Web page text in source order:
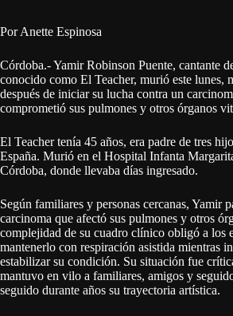
Por Anette Espinosa
Córdoba.- Yamir Robinson Puente, cantante
conocido como El Teacher, murió este lunes,
después de iniciar su lucha contra un
comprometió sus pulmones y otros órganos
El Teacher tenía 45 años, era padre de tres
España. Murió en el Hospital Infanta
Córdoba, donde llevaba días ingresado.
Según familiares y personas cercanas, Yamir
carcinoma que afectó sus pulmones y otros
complejidad de su cuadro clínico obligó a los
mantenerlo con respiración asistida mientras
estabilizar su condición. Su situación fue
mantuvo en vilo a familiares, amigos y
seguido durante años su trayectoria artística.